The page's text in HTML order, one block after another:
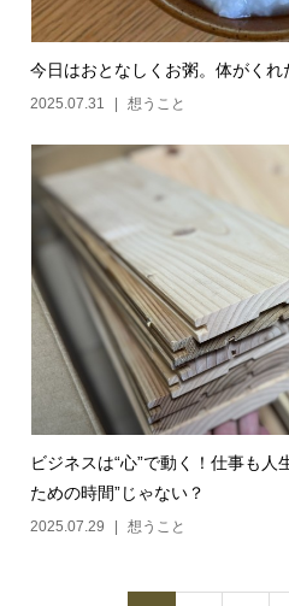
今日はおとなしくお粥。体がくれ
2025.07.31 想うこと
ビジネスは“心”で動く！仕事も人
ための時間”じゃない？
2025.07.29 想うこと